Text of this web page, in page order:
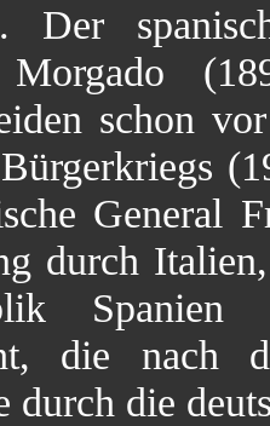
Der
schon
General
durch
Spanien
die nach
durch die